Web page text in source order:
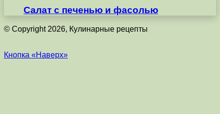
Салат с печенью и фасолью
© Copyright 2026, Кулинарные рецепты
Кнопка «Наверх»